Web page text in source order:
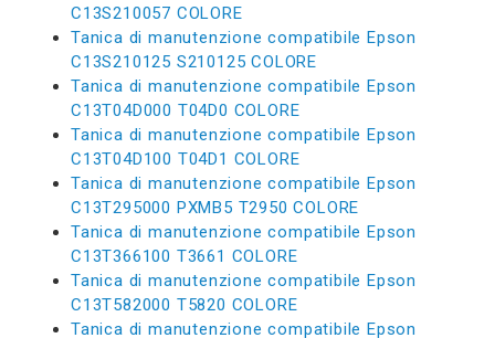
C13S210057 COLORE
Tanica di manutenzione compatibile Epson
C13S210125 S210125 COLORE
Tanica di manutenzione compatibile Epson
C13T04D000 T04D0 COLORE
Tanica di manutenzione compatibile Epson
C13T04D100 T04D1 COLORE
Tanica di manutenzione compatibile Epson
C13T295000 PXMB5 T2950 COLORE
Tanica di manutenzione compatibile Epson
C13T366100 T3661 COLORE
Tanica di manutenzione compatibile Epson
C13T582000 T5820 COLORE
Tanica di manutenzione compatibile Epson